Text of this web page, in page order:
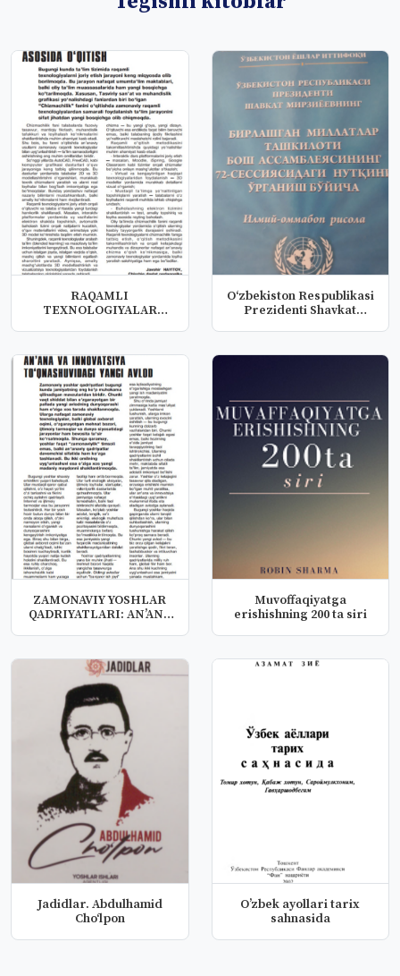
RAQAMLI
TEXNOLOGIYALAR
O‘zbekiston Respublikasi
Prezidenti Shavkat
ZAMONAVIY YOSHLAR
QADRIYATLARI: AN’ANA
Muvoffaqiyatga
erishishning 200 ta siri
Jadidlar. Abdulhamid
Choʻlpon
Oʼzbek ayollari tarix
sahnasida